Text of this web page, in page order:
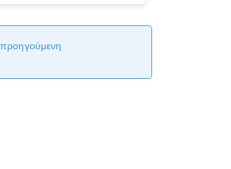
προηγούμενη